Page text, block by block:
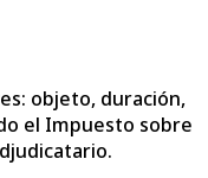
objeto, duración,
el Impuesto sobre